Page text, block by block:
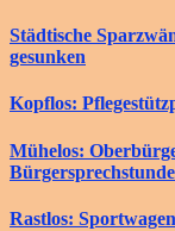
Städtische
gesunken
Kopflos:
Mühelos:
Rastlos: